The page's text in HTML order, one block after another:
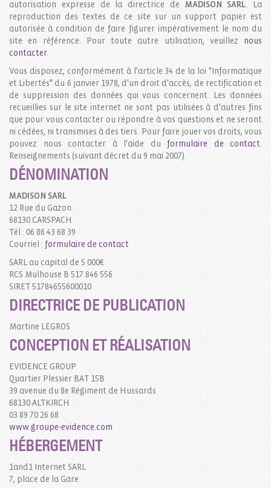
autorisation expresse de la directrice de MADISON SARL. La
reproduction des textes de ce site sur un support papier est
autorisée à condition de faire figurer impérativement le nom du
site en référence. Pour toute autre utilisation, veuillez
nous
contacter.
Vous disposez, conformément à l'article 34 de la loi "Informatique
et Libertés" du 6 janvier 1978, d'un droit d'accès, de rectification et
de suppression des données qui vous concernent. Les données
recueillies sur le site internet ne sont pas utilisées à d'autres fins
que pour vous contacter ou répondre à vos questions et ne seront
ni cédées, ni transmises à des tiers. Pour faire jouer vos droits, vous
pouvez nous contacter à l'aide du formulaire de contact.
Renseignements (suivant décret du 9 mai 2007).
DÉNOMINATION
MADISON SARL
12 Rue du Gazon
68130 CARSPACH
Tél : 06 86 43 68 39
Courriel : formulaire de contact
SARL au capital de 5 000€
RCS Mulhouse B 517 846 556
SIRET 51784655600010
DIRECTRICE DE PUBLICATION
Martine LEGROS
CONCEPTION ET RÉALISATION
EVIDENCE GROUP
Quartier Plessier BAT 15B
39 avenue du 8e Régiment de Hussards
68130 ALTKIRCH
03 89 70 26 68
www.groupe-evidence.com
HÉBERGEMENT
1and1 Internet SARL
7, place de la Gare